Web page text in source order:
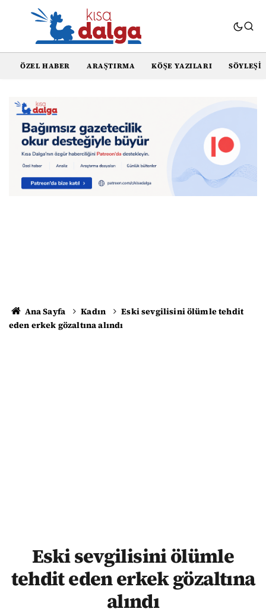
ÖZEL HABER ARAŞTIRMA KÖŞE YAZILARI SÖYLEŞI
Ana Sayfa Kadın
Eski sevgilisini ölümle tehdit
eden erkek gözaltına alındı
Eski sevgilisini ölümle
tehdit eden erkek gözaltına
alındı